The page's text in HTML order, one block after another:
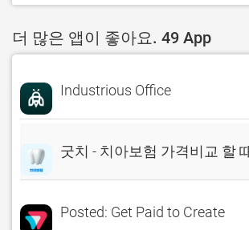
더 많은 앱이 좋아요. 49 App
Industrious Office
굿치 - 치아보험 가격비교 할
Posted: Get Paid to Create